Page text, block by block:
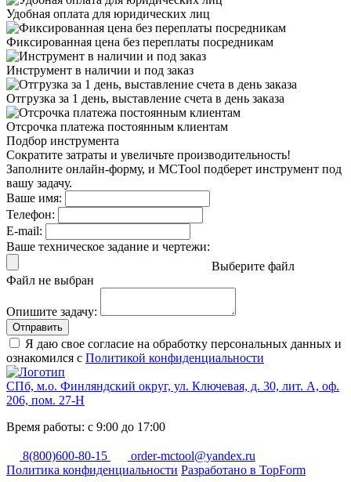
Удобная оплата для юридических лиц
Фиксированная цена без переплаты посредникам
Инструмент в наличии и под заказ
Отгрузка за 1 день, выставление счета в день заказа
Отсрочка платежа постоянным клиентам
Подбор инструмента
Сократите затраты и увеличьте производительность!
Заполните онлайн-форму, и MCTool подберет инструмент под
вашу задачу.
Ваше имя:
Телефон:
E-mail:
Ваше техническое задание и чертежи:
Выберите файл
Файл не выбран
Опишите задачу:
Отправить
Я даю свое согласие на обработку персональных данных и
ознакомился с Политикой конфиденциальности
СПб, м.о. Финляндский округ, ул. Ключевая, д. 30, лит. А, оф.
206, пом. 27-Н
Время работы: с 9:00 до 17:00
8(800)600-80-15
order-mctool@yandex.ru
Политика конфиденциальности Разработано в TopForm